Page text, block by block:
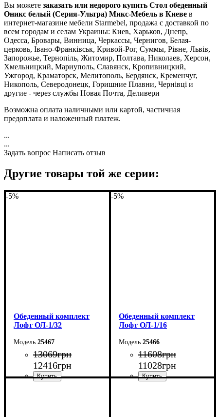
Вы можете заказать или недорого купить Cтол обеденный
Оникс белый (Серия-Ультра) Микс-Мебель в Киеве в
интернет-магазине мебели Starmebel, продажа с доставкой по
всем городам и селам Украины: Киев, Харьков, Днепр,
Одесса, Бровары, Винница, Черкассы, Чернигов, Белая-
церковь, Івано-Франківськ, Кривой-Рог, Суммы, Рівне, Львів,
Запорожье, Тернопіль, Житомир, Полтава, Николаев, Херсон,
Хмельницкий, Мариуполь, Славянск, Кропивницкий,
Ужгород, Краматорск, Мелитополь, Бердянск, Кременчуг,
Никополь, Северодонецк, Горишние Плавни, Чернівці и
другие - через службы Новая Почта, Деливери
Возможна оплата наличными или картой, частичная
предоплата и наложенный платеж.
...
...
Задать вопрос Написать отзыв
Другие товары той же серии:
-5%
Обеденный комплект
Лофт ОЛ-1/32
25467
13069грн
12416грн
-5%
Обеденный комплект
Лофт ОЛ-1/16
25466
11608грн
11028грн